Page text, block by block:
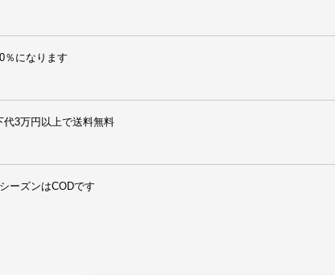
％になります
ーズンはCODです